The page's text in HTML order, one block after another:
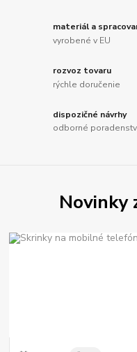
materiál a
vyrobené v EU
rozvoz tovaru
rýchle doručenie
dispozičné návrhy
odborné
Novinky